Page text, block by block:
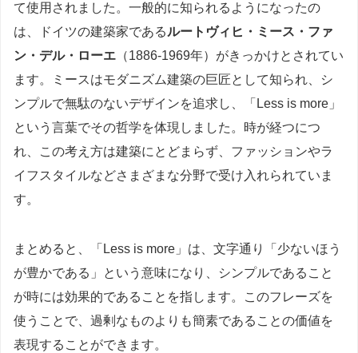
て使用されました。一般的に知られるようになったの
は、ドイツの建築家であるルートヴィヒ・ミース・ファ
ン・デル・ローエ （1886-1969年）がきっかけとされてい
ます。ミースはモダニズム建築の巨匠として知られ、シ
ンプルで無駄のないデザインを追求し、「Less is more」
という言葉でその哲学を体現しました。時が経つにつ
れ、この考え方は建築にとどまらず、ファッションやラ
イフスタイルなどさまざまな分野で受け入れられていま
す。
まとめると、「Less is more」は、文字通り「少ないほう
が豊かである」という意味になり、シンプルであること
が時には効果的であることを指します。このフレーズを
使うことで、過剰なものよりも簡素であることの価値を
表現することができます。